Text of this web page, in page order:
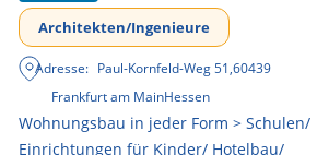
Architekten/Ingenieure
Adresse: Paul-Kornfeld-Weg 51,60439
Frankfurt am MainHessen
Wohnungsbau in jeder Form > Schulen/
Einrichtungen für Kinder/ Hotelbau/